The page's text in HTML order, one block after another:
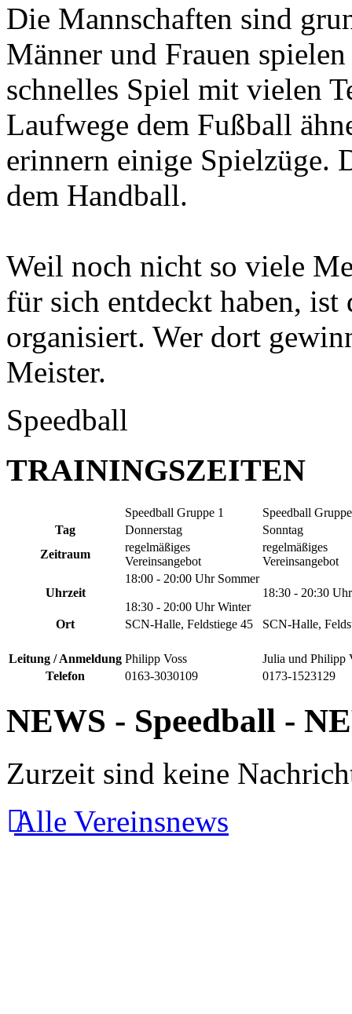
Die Mannschaften sind
Männer und Frauen
schnelles Spiel mit vielen
Laufwege dem Fußball
erinnern einige Spielzüge.
dem Handball.
Weil noch nicht so viele
für sich entdeckt haben,
organisiert. Wer dort
Meister.
Speedball
TRAININGSZEITEN
Speedball Gruppe 1
Speedball
Tag
Donnerstag
Sonntag
Zeitraum
regelmäßiges
Vereinsangebot
regelmäßiges
Vereinsangebot
Uhrzeit
18:00 - 20:00 Uhr Sommer
18:30 - 20:00 Uhr Winter
18:30 - 20:30 Uhr
Ort SCN-Halle, Feldstiege 45 SCN-Halle,
Leitung / Anmeldung Philipp Voss
Julia und Philipp
Telefon
0163-3030109 0173-1523129
NEWS - Speedball -
Zurzeit sind keine
Alle Vereinsnews